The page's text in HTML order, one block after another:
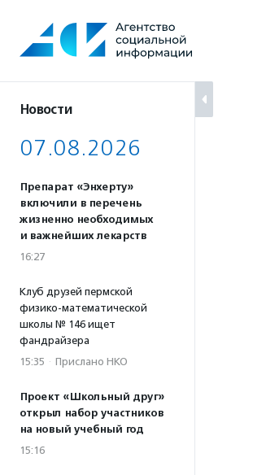
содержанию
Новости
07.08.2026
Препарат «Энхерту»
включили в перечень
жизненно необходимых
и важнейших лекарств
16:27
Клуб друзей пермской
физико-математической
школы № 146 ищет
фандрайзера
15:35 · Прислано НКО
Проект «Школьный друг»
открыл набор участников
на новый учебный год
15:16